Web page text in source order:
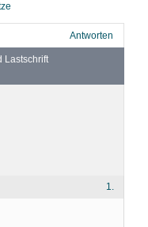
Antworten
Lastschrift
1.